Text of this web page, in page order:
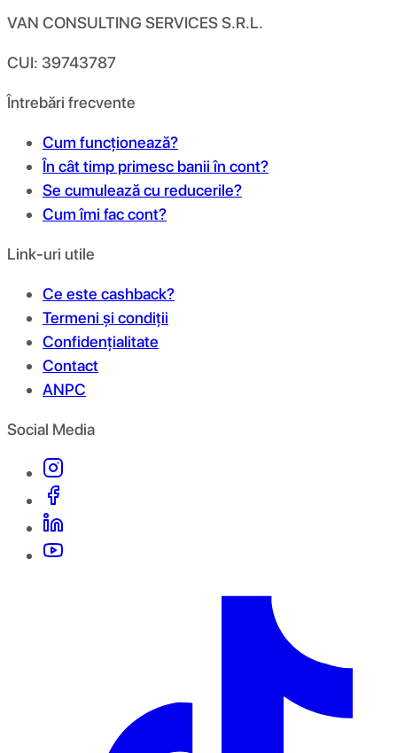
VAN CONSULTING SERVICES S.R.L.
CUI: 39743787
Întrebări frecvente
Cum funcționează?
În cât timp primesc banii în cont?
Se cumulează cu reducerile?
Cum îmi fac cont?
Link-uri utile
Ce este cashback?
Termeni și condiții
Confidențialitate
Contact
ANPC
Social Media